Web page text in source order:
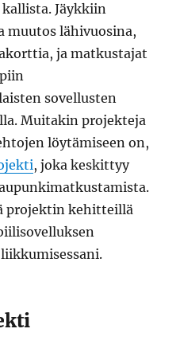
Jäykkiin
muutos lähivuosina,
ja matkustajat
sovellusten
Muitakin projekteja
löytämiseen on,
, joka keskittyy
projektin kehitteillä